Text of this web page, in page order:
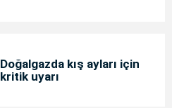
Doğalgazda kış ayları için
kritik uyarı